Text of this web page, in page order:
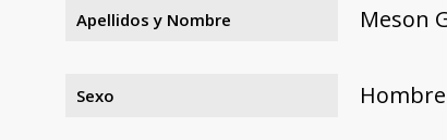
Apellidos y Nombre Meson
Sexo Hombre